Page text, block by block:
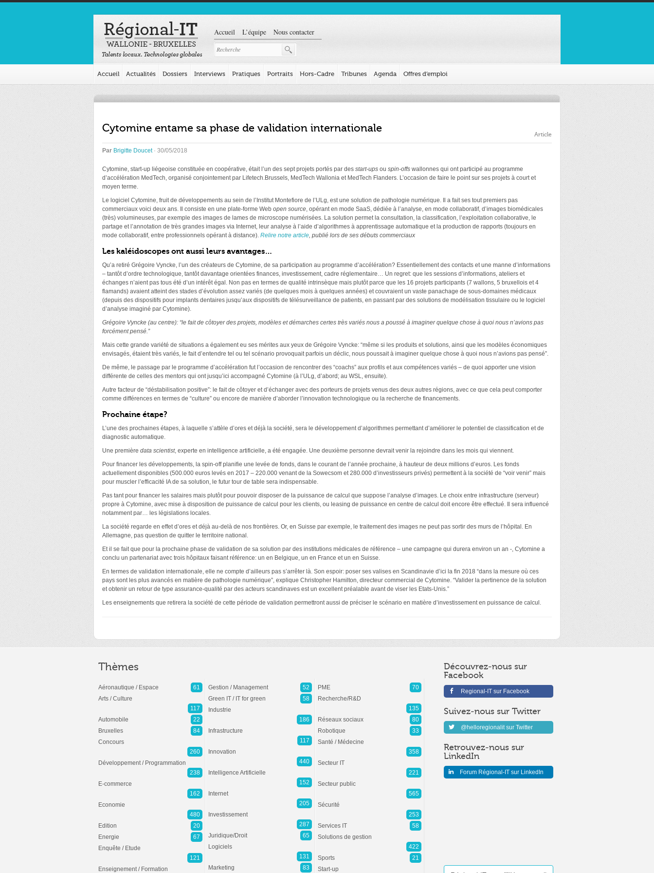
Accueil L’équipe Nous contacter
Accueil Actualités Dossiers Interviews Pratiques Portraits Hors-Cadre Tribunes Agenda Offres d’emploi
Cytomine entame sa phase de validation internationale Article
Par Brigitte Doucet· 30/05/2018
Cytomine, start-up liégeoise constituée en coopérative, était l’un des sept projets portés par des start-ups ou spin-offs wallonnes qui ont participé au programme
d’accélération MedTech, organisé conjointement par Lifetech.Brussels, MedTech Wallonia et MedTech Flanders. L’occasion de faire le point sur ses projets à court et
moyen terme.
Le logiciel Cytomine, fruit de développements au sein de l’Institut Montefiore de l’ULg, est une solution de pathologie numérique. Il a fait ses tout premiers pas
commerciaux voici deux ans. Il consiste en une plate-forme Web open source, opérant en mode SaaS, dédiée à l’analyse, en mode collaboratif, d’images biomédicales
(très) volumineuses, par exemple des images de lames de microscope numérisées. La solution permet la consultation, la classification, l’exploitation collaborative, le
partage et l’annotation de très grandes images via Internet, leur analyse à l’aide d’algorithmes à apprentissage automatique et la production de rapports (toujours en
mode collaboratif, entre professionnels opérant à distance). Relire notre article, publié lors de ses débuts commerciaux
Les kaléidoscopes ont aussi leurs avantages…
Qu’a retiré Grégoire Vyncke, l’un des créateurs de Cytomine, de sa participation au programme d’accélération? Essentiellement des contacts et une manne d’informations
– tantôt d’ordre technologique, tantôt davantage orientées finances, investissement, cadre réglementaire… Un regret: que les sessions d’informations, ateliers et
échanges n’aient pas tous été d’un intérêt égal. Non pas en termes de qualité intrinsèque mais plutôt parce que les 16 projets participants (7 wallons, 5 bruxellois et 4
flamands) avaient atteint des stades d’évolution assez variés (de quelques mois à quelques années) et couvraient un vaste panachage de sous-domaines médicaux
(depuis des dispositifs pour implants dentaires jusqu’aux dispositifs de télésurveillance de patients, en passant par des solutions de modélisation tissulaire ou le logiciel
d’analyse imaginé par Cytomine).
Grégoire Vyncke (au centre): “le fait de côtoyer des projets, modèles et démarches certes très variés nous a poussé à imaginer quelque chose à quoi nous n’avions pas
forcément pensé.”
Mais cette grande variété de situations a également eu ses mérites aux yeux de Grégoire Vyncke: “même si les produits et solutions, ainsi que les modèles économiques
envisagés, étaient très variés, le fait d’entendre tel ou tel scénario provoquait parfois un déclic, nous poussait à imaginer quelque chose à quoi nous n’avions pas pensé”.
De même, le passage par le programme d’accélération fut l’occasion de rencontrer des “coachs” aux profils et aux compétences variés – de quoi apporter une vision
différente de celles des mentors qui ont jusqu’ici accompagné Cytomine (à l’ULg, d’abord; au WSL, ensuite).
Autre facteur de “déstabilisation positive”: le fait de côtoyer et d’échanger avec des porteurs de projets venus des deux autres régions, avec ce que cela peut comporter
comme différences en termes de “culture” ou encore de manière d’aborder l’innovation technologique ou la recherche de financements.
Prochaine étape?
L’une des prochaines étapes, à laquelle s’attèle d’ores et déjà la société, sera le développement d’algorithmes permettant d’améliorer le potentiel de classification et de
diagnostic automatique.
Une première data scientist, experte en intelligence artificielle, a été engagée. Une deuxième personne devrait venir la rejoindre dans les mois qui viennent.
Pour financer les développements, la spin-off planifie une levée de fonds, dans le courant de l’année prochaine, à hauteur de deux millions d’euros. Les fonds
actuellement disponibles (500.000 euros levés en 2017 – 220.000 venant de la Sowecsom et 280.000 d’investisseurs privés) permettent à la société de “voir venir” mais
pour muscler l’efficacité IA de sa solution, le futur tour de table sera indispensable.
Pas tant pour financer les salaires mais plutôt pour pouvoir disposer de la puissance de calcul que suppose l’analyse d’images. Le choix entre infrastructure (serveur)
propre à Cytomine, avec mise à disposition de puissance de calcul pour les clients, ou leasing de puissance en centre de calcul doit encore être effectué. Il sera influencé
notamment par… les législations locales.
La société regarde en effet d’ores et déjà au-delà de nos frontières. Or, en Suisse par exemple, le traitement des images ne peut pas sortir des murs de l’hôpital. En
Allemagne, pas question de quitter le territoire national.
Et il se fait que pour la prochaine phase de validation de sa solution par des institutions médicales de référence – une campagne qui durera environ un an -, Cytomine a
conclu un partenariat avec trois hôpitaux faisant référence: un en Belgique, un en France et un en Suisse.
En termes de validation internationale, elle ne compte d’ailleurs pas s’arrêter là. Son espoir: poser ses valises en Scandinavie d’ici la fin 2018 “dans la mesure où ces
pays sont les plus avancés en matière de pathologie numérique”, explique Christopher Hamilton, directeur commercial de Cytomine. “Valider la pertinence de la solution
et obtenir un retour de type assurance-qualité par des acteurs scandinaves est un excellent préalable avant de viser les Etats-Unis.”
Les enseignements que retirera la société de cette période de validation permettront aussi de préciser le scénario en matière d’investissement en puissance de calcul.
Découvrez-nous sur
Facebook
Regional-IT sur Facebook
Suivez-nous sur Twitter
@helloregionalit sur Twitter
Retrouvez-nous sur
LinkedIn
Forum Régional-IT sur LinkedIn
Thèmes
Aéronautique / Espace
61
Arts / Culture
117
Automobile
22
Bruxelles
84
Concours
260
Développement / Programmation
238
E-commerce
162
Economie
480
Edition
20
Energie
67
Enquête / Etude
121
Enseignement / Formation
Gestion / Management
52
Green IT / IT for green
58
Industrie
186
Infrastructure
117
Innovation
440
Intelligence Artificielle
152
Internet
205
Investissement
287
Juridique/Droit
65
Logiciels
131
Marketing
83
PME
70
Recherche/R&D
135
Réseaux sociaux
80
Robotique
33
Santé / Médecine
358
Secteur IT
221
Secteur public
565
Sécurité
253
Services IT
58
Solutions de gestion
422
Sports
21
Start-up